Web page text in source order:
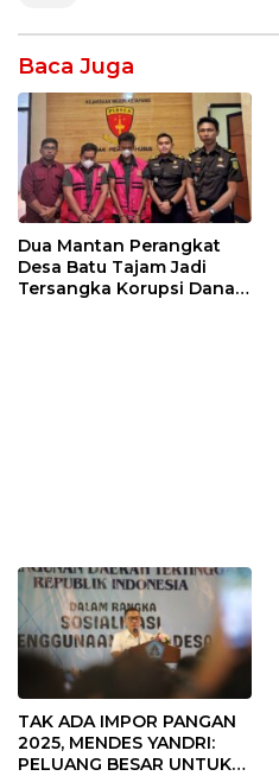
Baca Juga
Dua Mantan Perangkat
Desa Batu Tajam Jadi
Tersangka Korupsi Dana
TAK ADA IMPOR PANGAN
2025, MENDES YANDRI:
PELUANG BESAR UNTUK